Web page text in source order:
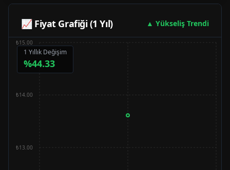
📈 Fiyat Grafiği (1 Yıl) ▲ Yükseliş Trendi
1 Yıllık Değişim
%44.33
₺13.00
₺14.00
₺15.00